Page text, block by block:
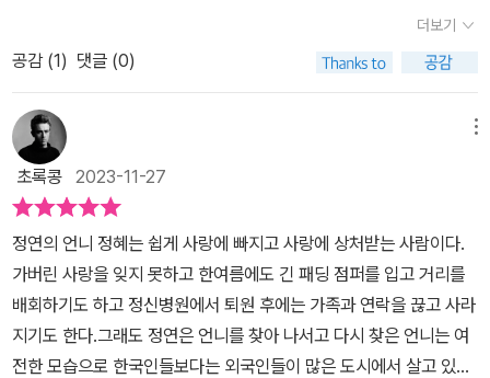
어떻게 불렀는가 부르고 있는가를 『첫사랑이 언니에게 남긴 것』을 읽
고는 생각한다. 소설 속의 동생은 언니의 행방을 걱정하다가 지치면
언니는 한여름에 패딩 점퍼를 입고 돌아다닌다. 언니가 좋아하는 사
람에게 몇 백만 원의 돈을 빌려줬고 그이는 잠적한 이후라 동생인 나
는 아무 말 하지 않는다. 한여름에 패딩이라니 제발 그러지 말라고 말
해도 소용이 없다. 언니는 재중동포가 많이 사는 집에 살고 있었고 그
중에 한 명과 연애를 하다가 그만둬야 했다. 다시 언니는 잠적. 엄마는
언니가 그렇게 살면서 무연고자가 되어 쓸쓸하게 죽어갈 운명이라고
딸을 향한 원망의 말인지 악의의 말인지 모를 말들을 한다. 다시 사라
진 언니를 동창생의 제보에 의해 찾아내고 나는 언니를 무관심으로
둘 수 없어 찾아간다. 소설은 그렇게 언니와 동생의 이야기를 슴슴하
이 언니에게 남긴 것> 언니는 매번 사랑에 빠지는 일명 ‘금사빠’다. 작
가는 센스 있게 사랑의 대상을 계절에 맞추어 봄, 여름 등 계절의 이름
으로 부른다. 서술자는 동생이다. 동생은 고통의 감정을 직면하는 언
니를 찾아다닌다. 그러는 과정에 동생은 자신의 내면도 바라본다. 소
설의 배경 역시 공감도가 높았다. 해외여행이 좋은 이유는 이방인의
느낌이라는 것이다. 언니가 원곡동에 머물렀던 이유, 모르는 사람들
사이에 나 역시 아무것도 모르며 이 환경에 동화되고 싶은 마음이 아
니었을까. #사랑에대한모든정의를뛰어넘는게사랑이야#이서수#
첫사랑
더보기
공감 (1) 댓글 (0)
초록콩 2023-11-27
정연의 언니 정혜는 쉽게 사랑에 빠지고 사랑에 상처받는 사람이다.
가버린 사랑을 잊지 못하고 한여름에도 긴 패딩 점퍼를 입고 거리를
배회하기도 하고 정신병원에서 퇴원 후에는 가족과 연락을 끊고 사라
지기도 한다.그래도 정연은 언니를 찾아 나서고 다시 찾은 언니는 여
전한 모습으로 한국인들보다는 외국인들이 많은 도시에서 살고 있다.